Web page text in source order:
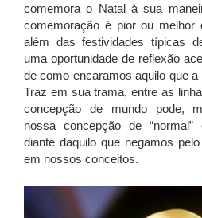
comemora o Natal à sua
comemoração é pior ou
além das festividades típicas
uma oportunidade de reflexão
de como encaramos aquilo que
Traz em sua trama, entre as
concepção de mundo pode,
nossa concepção de
diante daquilo que negamos
em nossos conceitos.